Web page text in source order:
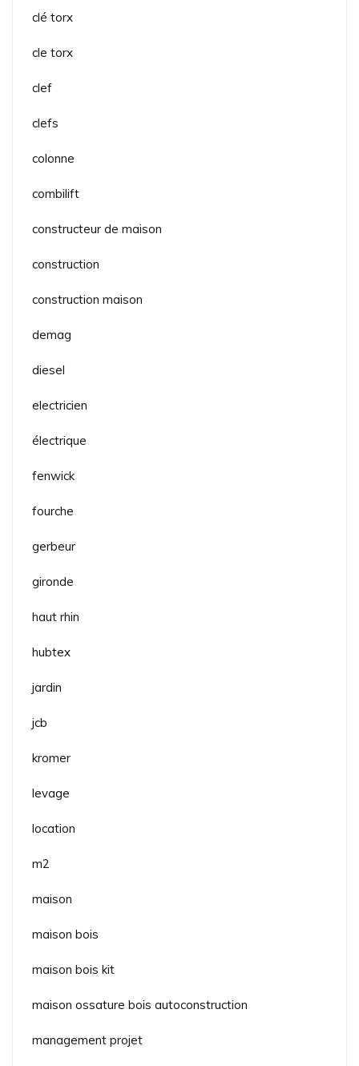
clé torx
cle torx
clef
clefs
colonne
combilift
constructeur de maison
construction
construction maison
demag
diesel
electricien
électrique
fenwick
fourche
gerbeur
gironde
haut rhin
hubtex
jardin
jcb
kromer
levage
location
m2
maison
maison bois
maison bois kit
maison ossature bois autoconstruction
management projet